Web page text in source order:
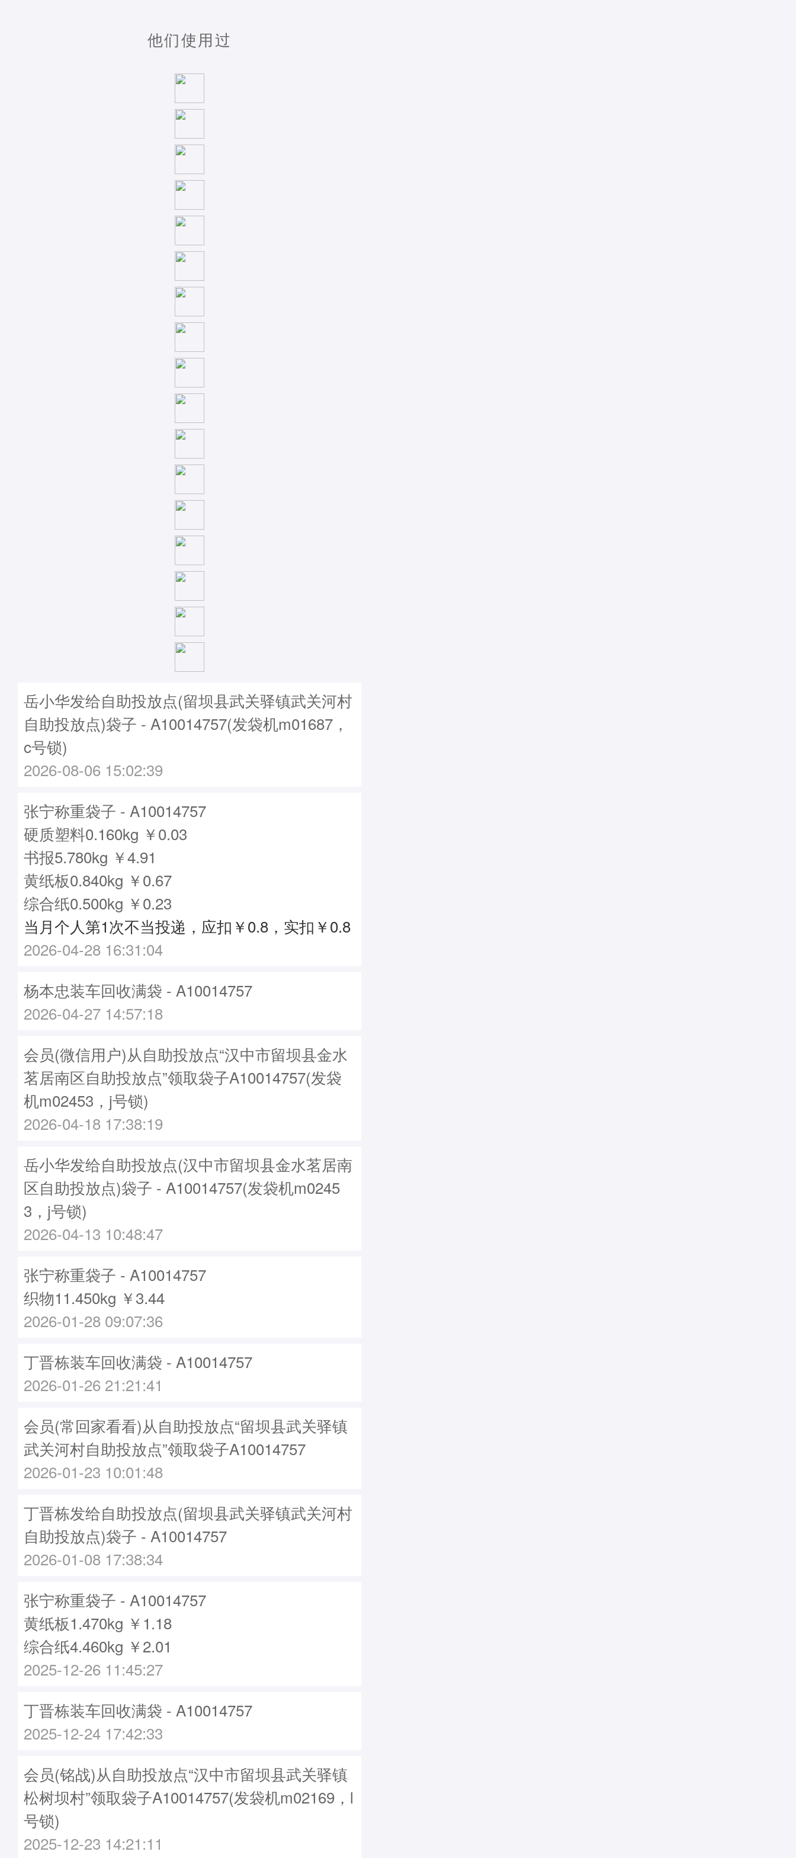
他们使用过
岳小华发给自助投放点(留坝县武关驿镇武关河村
自助投放点)袋子 - A10014757(发袋机m01687，
c号锁)
2026-08-06 15:02:39
张宁称重袋子 - A10014757
硬质塑料0.160kg ￥0.03
书报5.780kg ￥4.91
黄纸板0.840kg ￥0.67
综合纸0.500kg ￥0.23
当月个人第1次不当投递，应扣￥0.8，实扣￥0.8
2026-04-28 16:31:04
杨本忠装车回收满袋 - A10014757
2026-04-27 14:57:18
会员(微信用户)从自助投放点“汉中市留坝县金水
茗居南区自助投放点”领取袋子A10014757(发袋
机m02453，j号锁)
2026-04-18 17:38:19
岳小华发给自助投放点(汉中市留坝县金水茗居南
区自助投放点)袋子 - A10014757(发袋机m0245
3，j号锁)
2026-04-13 10:48:47
张宁称重袋子 - A10014757
织物11.450kg ￥3.44
2026-01-28 09:07:36
丁晋栋装车回收满袋 - A10014757
2026-01-26 21:21:41
会员(常回家看看)从自助投放点“留坝县武关驿镇
武关河村自助投放点”领取袋子A10014757
2026-01-23 10:01:48
丁晋栋发给自助投放点(留坝县武关驿镇武关河村
自助投放点)袋子 - A10014757
2026-01-08 17:38:34
张宁称重袋子 - A10014757
黄纸板1.470kg ￥1.18
综合纸4.460kg ￥2.01
2025-12-26 11:45:27
丁晋栋装车回收满袋 - A10014757
2025-12-24 17:42:33
会员(铭战)从自助投放点“汉中市留坝县武关驿镇
松树坝村”领取袋子A10014757(发袋机m02169，l
号锁)
2025-12-23 14:21:11